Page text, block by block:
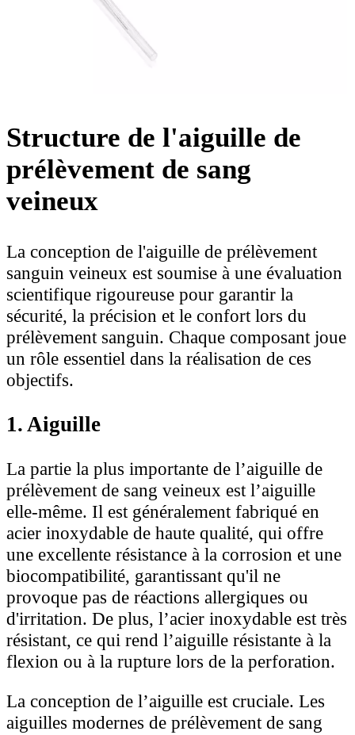
Structure de l'aiguille de
prélèvement de sang
veineux
La conception de l'aiguille de prélèvement
sanguin veineux est soumise à une évaluation
scientifique rigoureuse pour garantir la
sécurité, la précision et le confort lors du
prélèvement sanguin. Chaque composant joue
un rôle essentiel dans la réalisation de ces
objectifs.
1. Aiguille
La partie la plus importante de l’aiguille de
prélèvement de sang veineux est l’aiguille
elle-même. Il est généralement fabriqué en
acier inoxydable de haute qualité, qui offre
une excellente résistance à la corrosion et une
biocompatibilité, garantissant qu'il ne
provoque pas de réactions allergiques ou
d'irritation. De plus, l’acier inoxydable est très
résistant, ce qui rend l’aiguille résistante à la
flexion ou à la rupture lors de la perforation.
La conception de l’aiguille est cruciale. Les
aiguilles modernes de prélèvement de sang